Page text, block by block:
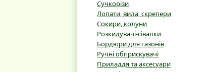
Сучкорізи
Лопати, вила, скрепери
Сокири, колуни
Розкидувачі-сівалки
Бордюри для газонів
Ручні обприскувачі
Приладдя та аксесуари